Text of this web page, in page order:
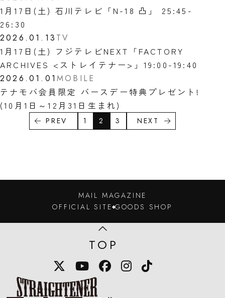
1月17日(土) 石川テレビ「N-18 凸」 25:45-
26:30
2026.01.13 TV
1月17日(土) フジテレビNEXT「FACTORY
ARCHIVES <ストレイテナー>」19:00-19:40
2026.01.01 MOBILE
テナモバ会員限定 バースデー特典プレゼント!
(10月1日～12月31日生まれ)
PREV 1 2 3 NEXT
MAIL MAGAZINE
OFFICIAL SITE GOODS SHOP
TOP
X
YouTube
Facebook
Instagram
TikTok